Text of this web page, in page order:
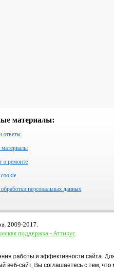
материалы:
ответы
о ремонте
персональных данных
2009-2017.
поддержка - Аттикус
работы и эффективности сайта.
веб-сайт, Вы соглашаетесь с тем,